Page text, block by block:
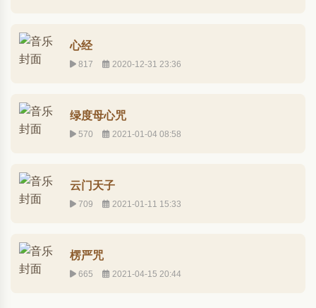
心经
817 2020-12-31 23:36
绿度母心咒
570 2021-01-04 08:58
云门天子
709 2021-01-11 15:33
楞严咒
665 2021-04-15 20:44